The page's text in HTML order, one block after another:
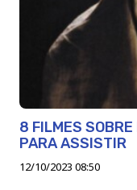
8 FILMES
PARA ASSISTIR
12/10/2023 08:50